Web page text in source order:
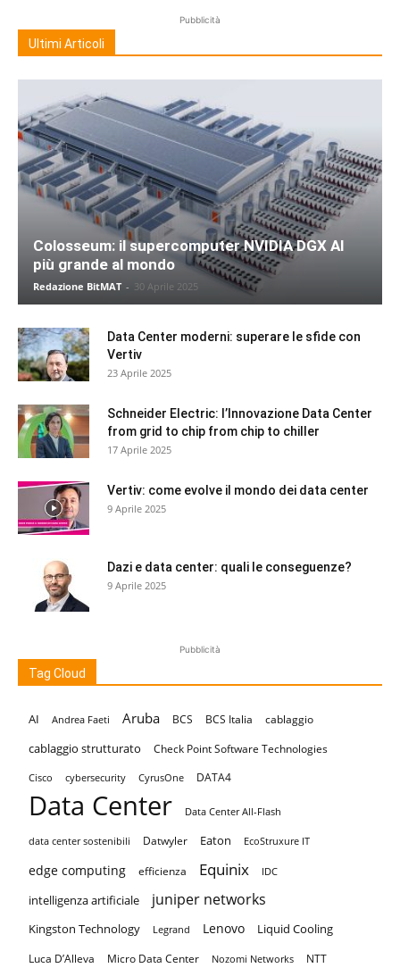
Pubblicità
Ultimi Articoli
Colosseum: il supercomputer NVIDIA DGX AI
più grande al mondo
Redazione BitMAT - 30 Aprile 2025
Data Center moderni: superare le sfide con
Vertiv
23 Aprile 2025
Schneider Electric: l’Innovazione Data Center
from grid to chip from chip to chiller
17 Aprile 2025
Vertiv: come evolve il mondo dei data center
9 Aprile 2025
Dazi e data center: quali le conseguenze?
9 Aprile 2025
Pubblicità
Tag Cloud
AI Andrea Faeti Aruba BCS BCS Italia cablaggio
cablaggio strutturato Check Point Software Technologies
Cisco cybersecurity CyrusOne DATA4
Data Center Data Center All-Flash
data center sostenibili Datwyler Eaton EcoStruxure IT
edge computing efficienza Equinix IDC
intelligenza artificiale juniper networks
Kingston Technology Legrand Lenovo Liquid Cooling
Luca D’Alleva Micro Data Center Nozomi Networks NTT